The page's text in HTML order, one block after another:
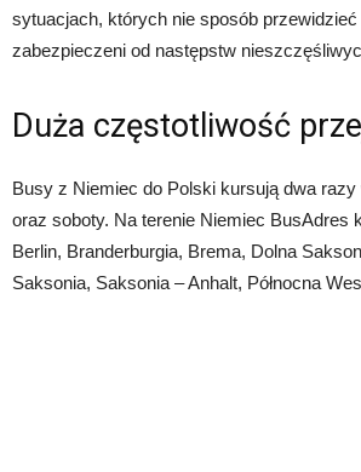
sytuacjach, których nie sposób
zabezpieczeni od następstw
Duża częstotliwość
Busy z Niemiec do Polski kursują dwa
oraz soboty. Na terenie Niemiec BusAdres
Berlin, Branderburgia, Brema, Dolna
Saksonia, Saksonia – Anhalt, Północna